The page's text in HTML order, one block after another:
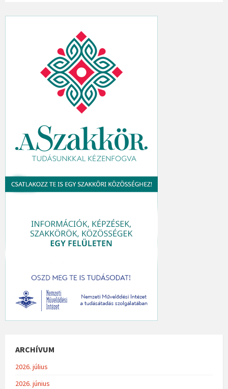
ARCHÍVUM
2026. július
2026. június